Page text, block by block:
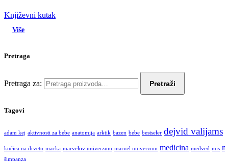
Književni kutak
Više
Pretraga
Pretraga za: Pretraži
Tagovi
adam kej aktivnosti za bebe anatomija arktik bazen bebe bestseler dejvid valijams
kućica na drvetu macka marvelov univerzum marvel univerzum medicina medved mis
šimpanza